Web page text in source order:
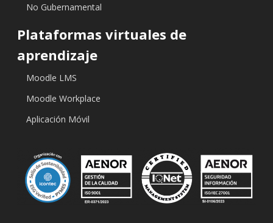
No Gubernamental
Plataformas virtuales de
aprendizaje
Moodle LMS
Moodle Workplace
Aplicación Móvil